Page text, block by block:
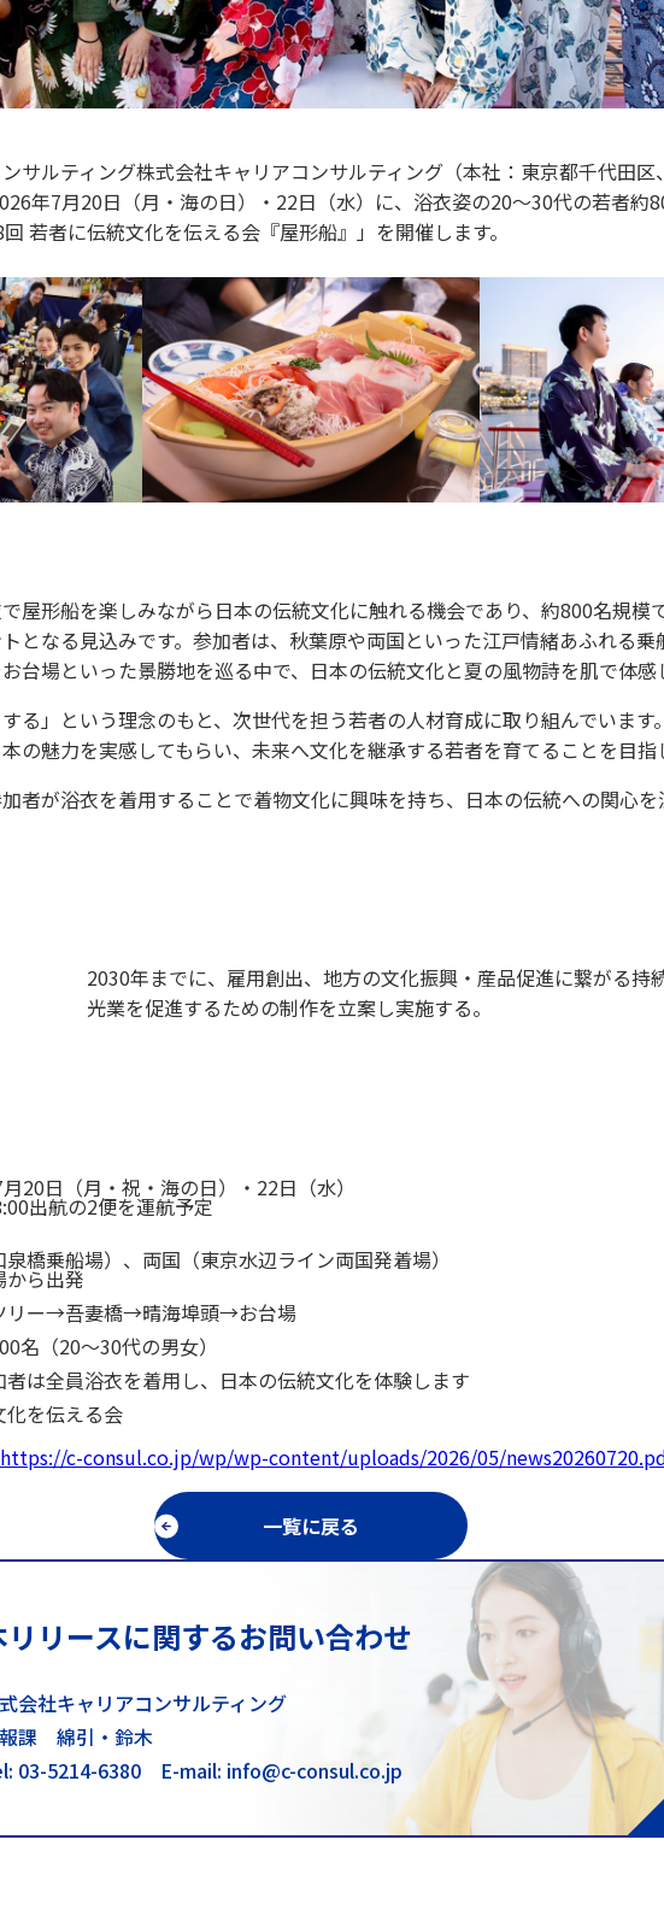
サルティング株式会社キャリアコンサルティング（本社：東京都千代田区
年7月20日（月・海の日）・22日（水）に、浴衣姿の20～30代の若者約
若者に伝統文化を伝える会『屋形船』」を開催します。
屋形船を楽しみながら日本の伝統文化に触れる機会であり、約800名規模
となる見込みです。参加者は、秋葉原や両国といった江戸情緒あふれる乗
台場といった景勝地を巡る中で、日本の伝統文化と夏の風物詩を肌で体感
る」という理念のもと、次世代を担う若者の人材育成に取り組んでいます
の魅力を実感してもらい、未来へ文化を継承する若者を育てることを目指
者が浴衣を着用することで着物文化に興味を持ち、日本の伝統への関心を
2030年までに、雇用創出、地方の文化振興・産品促進に繋がる持
光業を促進するための制作を立案し実施する。
月20日（月・祝・海の日）・22日（水）
出航の2便を運航予定
泉橋乗船場）、両国（東京水辺ライン両国発着場）
ら出発
リー→吾妻橋→晴海埠頭→お台場
名（20～30代の男女）
は全員浴衣を着用し、日本の伝統文化を体験します
化を伝える会
https://c-consul.co.jp/wp/wp-content/uploads/2026/05/
一覧に戻る
リリースに関するお問い合わせ
会社キャリアコンサルティング
課 綿引・鈴木
03-5214-6380 E-mail: info@c-consul.co.jp